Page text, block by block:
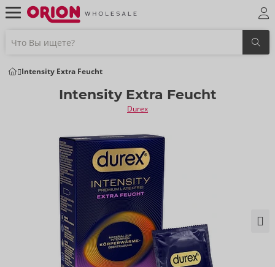
Intensity Extra Feucht
Intensity Extra Feucht
Durex